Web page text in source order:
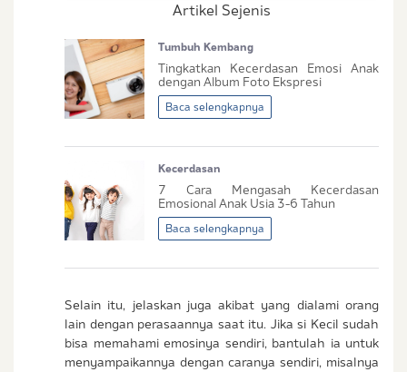
Nama Lengkap Ibu
No. Handphone (Whatsapp)
Buat Password
Sedang Hamil
Sedang Hamil dan Memiliki Anak
Saya setuju dan bersedia menerima informasi
dari Ibu & Balita, Frisian Flag Indonesia, dan
partner Ibu & Balita.
Artikel Sejenis
Tumbuh Kembang
Tingkatkan Kecerdasan Emosi Anak
dengan Album Foto Ekspresi
Baca selengkapnya
Kecerdasan
7 Cara Mengasah Kecerdasan
Emosional Anak Usia 3-6 Tahun
Baca selengkapnya
Selain itu, jelaskan juga akibat yang dialami orang
lain dengan perasaannya saat itu. Jika si Kecil sudah
bisa memahami emosinya sendiri, bantulah ia untuk
menyampaikannya dengan caranya sendiri, misalnya